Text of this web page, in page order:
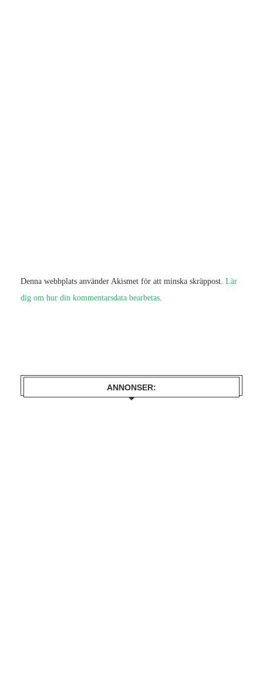
Denna webbplats använder Akismet för att minska skräppost. Lär
dig om hur din kommentarsdata bearbetas.
ANNONSER: